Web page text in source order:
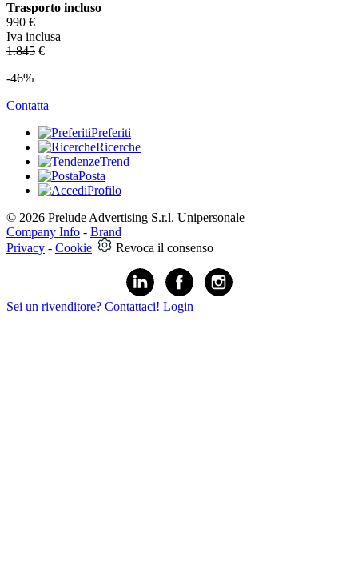
Trasporto incluso
990 €
Iva inclusa
1.845 €
-46%
Contatta
Preferiti
Ricerche
Trend
Posta
Profilo
© 2026 Prelude Advertising S.r.l. Unipersonale
Company Info - Brand
Privacy - Cookie Revoca il consenso
Sei un rivenditore? Contattaci! Login